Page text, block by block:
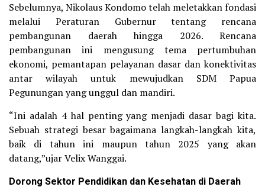
Sebelumnya, Nikolaus Kondomo telah meletakkan fondasi
melalui Peraturan Gubernur tentang rencana
pembangunan daerah hingga 2026. Rencana
pembangunan ini mengusung tema pertumbuhan
ekonomi, pemantapan pelayanan dasar dan konektivitas
antar wilayah untuk mewujudkan SDM Papua
Pegunungan yang unggul dan mandiri.
“Ini adalah 4 hal penting yang menjadi dasar bagi kita.
Sebuah strategi besar bagaimana langkah-langkah kita,
baik di tahun ini maupun tahun 2025 yang akan
datang,”ujar Velix Wanggai.
Dorong Sektor Pendidikan dan Kesehatan di Daerah